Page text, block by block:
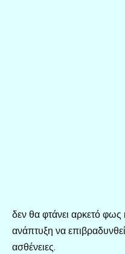
δεν θα φτάνει αρκετό
ανάπτυξη να
ασθένειες.